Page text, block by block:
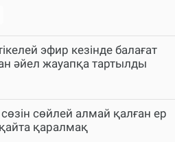
эфир кезінде балағат
әйел жауапқа тартылды
сөйлей алмай қалған ер
қаралмақ